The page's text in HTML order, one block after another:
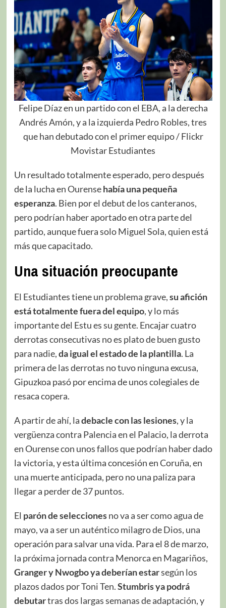
Felipe Díaz en un partido con el EBA, a la derecha
Andrés Amón, y a la izquierda Pedro Robles, tres
que han debutado con el primer equipo / Flickr
Movistar Estudiantes
Un resultado totalmente esperado, pero después
de la lucha en Ourensehabía una pequeña
esperanza. Bien por el debut de los canteranos,
pero podrían haber aportado en otra parte del
partido, aunque fuera solo Miguel Sola, quien está
más que capacitado.
Una situación preocupante
El Estudiantes tiene un problema grave,su afición
está totalmente fuera del equipo, y lo más
importante del Estu es su gente. Encajar cuatro
derrotas consecutivas no es plato de buen gusto
para nadie,da igual el estado de la plantilla. La
primera de las derrotas no tuvo ninguna excusa,
Gipuzkoa pasó por encima de unos colegiales de
resaca copera.
A partir de ahí, ladebacle con las lesiones, y la
vergüenza contra Palencia en el Palacio, la derrota
en Ourense con unos fallos que podrían haber dado
la victoria, y esta última concesión en Coruña, en
una muerte anticipada, pero no una paliza para
llegar a perder de 37 puntos.
El parón de seleccionesno va a ser como agua de
mayo, va a ser un auténtico milagro de Dios, una
operación para salvar una vida. Para el 8 de marzo,
la próxima jornada contra Menorca en Magariños,
Granger y Nwogbo ya deberían estarsegún los
plazos dados por Toni Ten.Stumbris ya podrá
debutartras dos largas semanas de adaptación, y